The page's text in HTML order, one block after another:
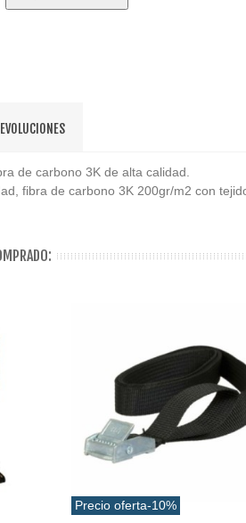
de carbono 3K de alta calidad.
fibra de carbono 3K 200gr/m2 con
Precio oferta-10%